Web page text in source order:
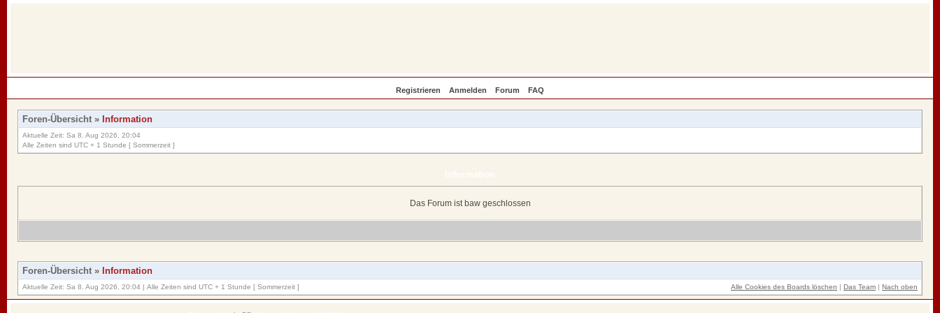
Registrieren Anmelden Forum FAQ
Foren-Übersicht » Information
Aktuelle Zeit: Sa 8. Aug 2026, 20:04
Alle Zeiten sind UTC + 1 Stunde [ Sommerzeit ]
Das Forum ist baw geschlossen
Foren-Übersicht » Information
Aktuelle Zeit: Sa 8. Aug 2026, 20:04 | Alle Zeiten sind UTC + 1 Stunde [ Sommerzeit ] Alle Cookies des Boards löschen | Das Team | Nach oben